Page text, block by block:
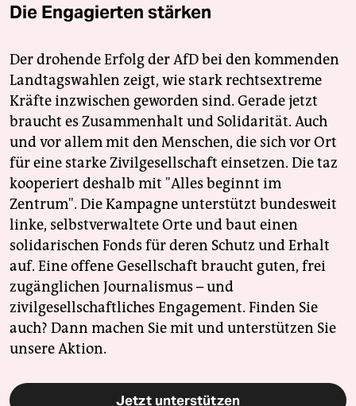
Die Engagierten stärken
Der drohende Erfolg der AfD bei den kommenden
Landtagswahlen zeigt, wie stark rechtsextreme
Kräfte inzwischen geworden sind. Gerade jetzt
braucht es Zusammenhalt und Solidarität. Auch
und vor allem mit den Menschen, die sich vor Ort
für eine starke Zivilgesellschaft einsetzen. Die taz
kooperiert deshalb mit "Alles beginnt im
Zentrum". Die Kampagne unterstützt bundesweit
linke, selbstverwaltete Orte und baut einen
solidarischen Fonds für deren Schutz und Erhalt
auf. Eine offene Gesellschaft braucht guten, frei
zugänglichen Journalismus – und
zivilgesellschaftliches Engagement. Finden Sie
auch? Dann machen Sie mit und unterstützen Sie
unsere Aktion.
Jetzt unterstützen